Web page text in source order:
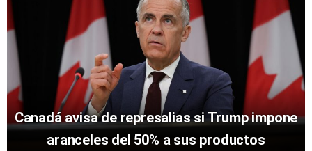
Canadá avisa de represalias si Trump impone
aranceles del 50% a sus productos